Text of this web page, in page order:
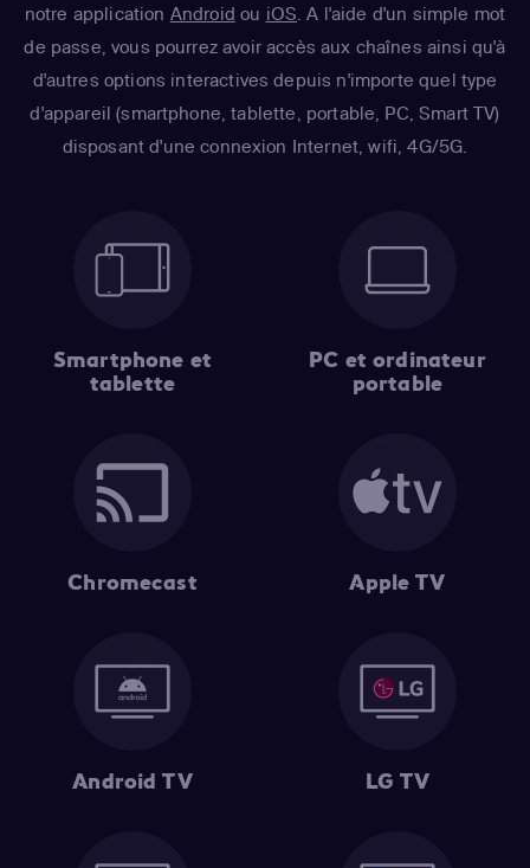
notre application Android ou iOS . A l'aide d'un simple mot
de passe, vous pourrez avoir accès aux chaînes ainsi qu'à
d'autres options interactives depuis n'importe quel type
d'appareil (smartphone, tablette, portable, PC, Smart TV)
disposant d'une connexion Internet, wifi, 4G/5G.
Smartphone et
tablette
PC et ordinateur
portable
Chromecast Apple TV
Android TV LG TV